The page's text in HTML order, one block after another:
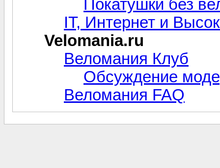
Покатушки без
IT, Интернет и
Velomania.ru
Веломания Клуб
Обсуждение
Веломания FAQ